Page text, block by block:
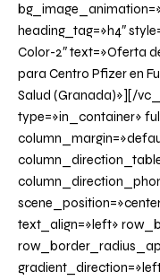
heading_tag=»h4″
Color-2″ text=»Oferta
para Centro Pfizer en
Salud (Granada)»][/
type=»in_container»
text_align=»left»